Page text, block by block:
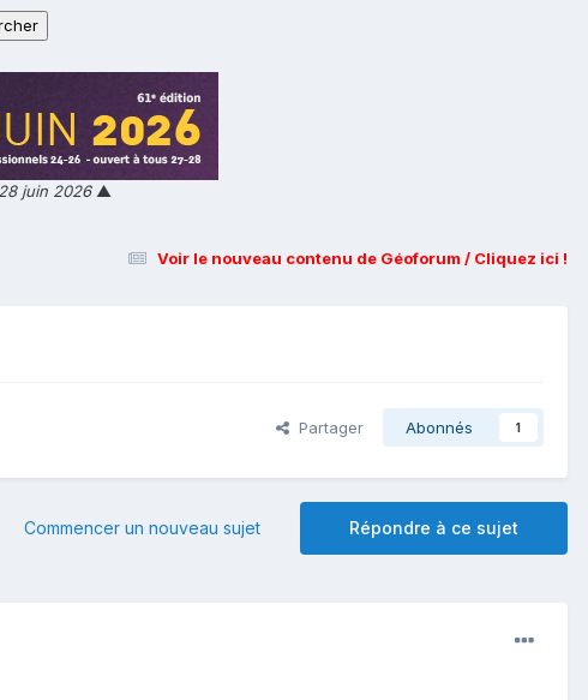
juin 2026▲
Voir le nouveau contenu de Géoforum / Cliquez ici !
Partager Abonnés 1
Répondre à ce sujet
Commencer un nouveau sujet